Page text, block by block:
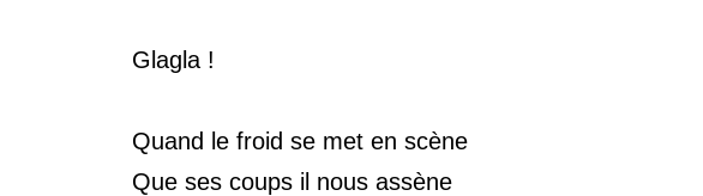
Glagla !
Quand le froid se met en scène
Que ses coups il nous assène